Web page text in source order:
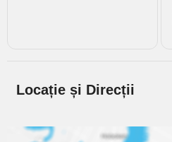
Locație și Direcții